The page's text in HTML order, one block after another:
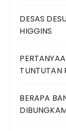
DESAS
HIGGINS
TUNTUTAN
BERAPA